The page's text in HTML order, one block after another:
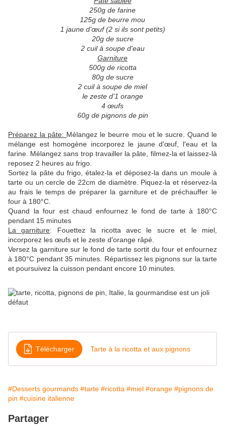
250g de farine
125g de beurre mou
1 jaune d'œuf (2 si ils sont petits)
20g de sucre
2 cuil à soupe d'eau
Garniture
500g de ricotta
80g de sucre
2 cuil à soupe de miel
le zeste d'1 orange
4 œufs
60g de pignons de pin
Préparez la pâte: Mélangez le beurre mou et le sucre. Quand le
mélange est homogène incorporez le jaune d'œuf, l'eau et la
farine. Mélangez sans trop travailler la pâte, filmez-la et laissez-là
reposez 2 heures au frigo.
Sortez la pâte du frigo, étalez-la et déposez-la dans un moule à
tarte ou un cercle de 22cm de diamètre. Piquez-la et réservez-la
au frais le temps de préparer la garniture et de préchauffer le
four à 180°C.
Quand la four est chaud enfournez le fond de tarte à 180°C
pendant 15 minutes
La garniture: Fouettez la ricotta avec le sucre et le miel,
incorporez les œufs et le zeste d'orange râpé.
Versez la garniture sur le fond de tarte sortit du four et enfournez
à 180°C pendant 35 minutes. Répartissez les pignons sur la tarte
et poursuivez la cuisson pendant encore 10 minutes.
Télécharger Tarte à la ricotta et aux pignons
#Desserts gourmands #tarte #ricotta #miel #orange #pignons de
pin #cuisine italienne
Partager